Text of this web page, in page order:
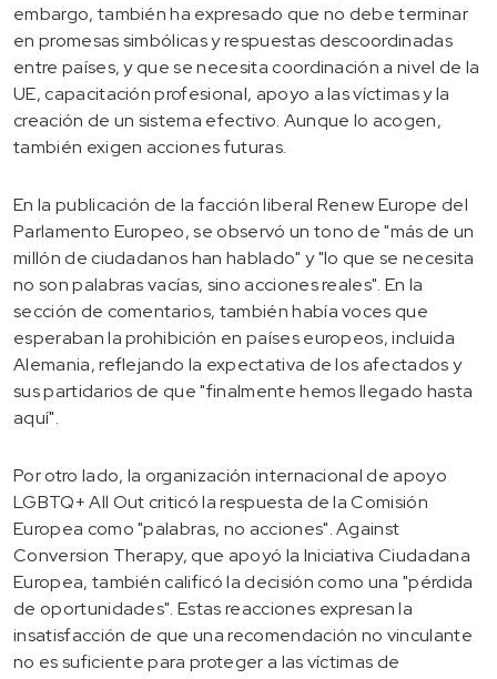
embargo, también ha expresado que no debe terminar
en promesas simbólicas y respuestas descoordinadas
entre países, y que se necesita coordinación a nivel de la
UE, capacitación profesional, apoyo a las víctimas y la
creación de un sistema efectivo. Aunque lo acogen,
también exigen acciones futuras.
En la publicación de la facción liberal Renew Europe del
Parlamento Europeo, se observó un tono de "más de un
millón de ciudadanos han hablado" y "lo que se necesita
no son palabras vacías, sino acciones reales". En la
sección de comentarios, también había voces que
esperaban la prohibición en países europeos, incluida
Alemania, reflejando la expectativa de los afectados y
sus partidarios de que "finalmente hemos llegado hasta
aquí".
Por otro lado, la organización internacional de apoyo
LGBTQ+ All Out criticó la respuesta de la Comisión
Europea como "palabras, no acciones". Against
Conversion Therapy, que apoyó la Iniciativa Ciudadana
Europea, también calificó la decisión como una "pérdida
de oportunidades". Estas reacciones expresan la
insatisfacción de que una recomendación no vinculante
no es suficiente para proteger a las víctimas de